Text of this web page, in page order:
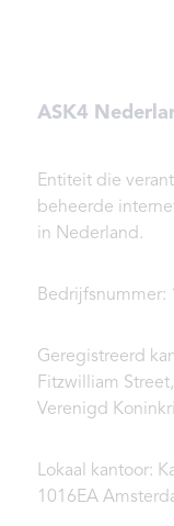
ASK4
Entiteit die
beheerde
in Nederland.
Bedrijfsnummer:
Geregistreerd
Fitzwilliam
Verenigd
Lokaal kantoor:
1016EA